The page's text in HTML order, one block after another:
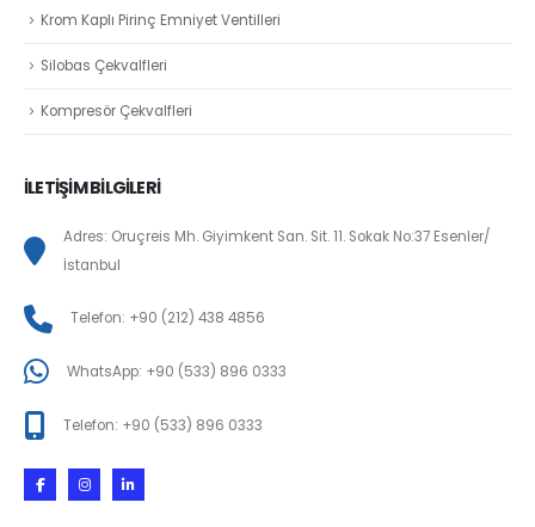
Krom Kaplı Pirinç Emniyet Ventilleri
Silobas Çekvalfleri
Kompresör Çekvalfleri
İLETİŞİM BİLGİLERİ
Adres: Oruçreis Mh. Giyimkent San. Sit. 11. Sokak No:37 Esenler/
İstanbul
Telefon: +90 (212) 438 4856
WhatsApp: +90 (533) 896 0333
Telefon: +90 (533) 896 0333